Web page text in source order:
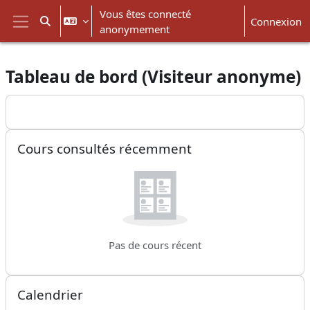
Passer au contenu principal
Panneau latéral
Activer/désactiver la saisie de recherche
Vous êtes connecté
anonymement
Connexion
Tableau de bord (Visiteur anonyme)
Blocs du contenu principal
Passer
Passer Cours consultés récemment
Cours consultés récemment
Pas de cours récent
Passer Calendrier
Calendrier